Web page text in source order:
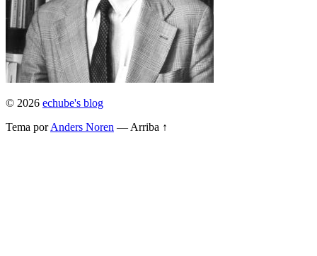
© 2026 echube's blog
Tema porAnders Noren — Arriba ↑